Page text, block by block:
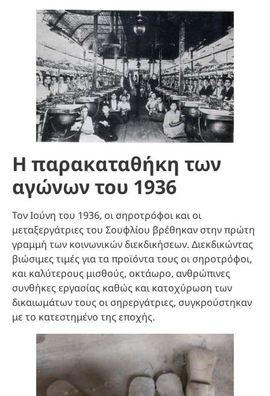
Η παρακαταθήκη των
αγώνων του 1936
Τον Ιούνη του 1936, οι σηροτρόφοι και οι
μεταξεργάτριες του Σουφλίου βρέθηκαν στην πρώτη
γραμμή των κοινωνικών διεκδικήσεων. Διεκδικώντας
βιώσιμες τιμές για τα προϊόντα τους οι σηροτρόφοι,
και καλύτερους μισθούς, οκτάωρο, ανθρώπινες
συνθήκες εργασίας καθώς και κατοχύρωση των
δικαιωμάτων τους οι σηρεργάτριες, συγκρούστηκαν
με το κατεστημένο της εποχής.